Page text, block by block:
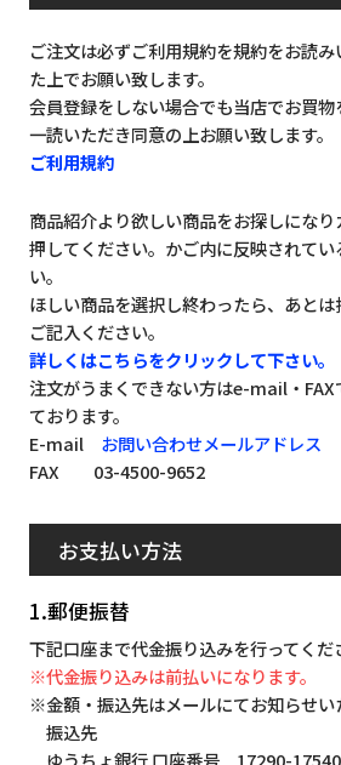
ご注文は必ずご利用規約を規約をお読
た上でお願い致します。
会員登録をしない場合でも当店でお買
一読いただき同意の上お願い致します。
ご利用規約
商品紹介より欲しい商品をお探しにな
押してください。かご内に反映されて
い。
ほしい商品を選択し終わったら、あと
ご記入ください。
詳しくはこちらをクリックして下さい。
注文がうまくできない方はe-mail・FAX
ております。
E-mail お問い合わせメールアドレス
FAX 03-4500-9652
お支払い方法
1.郵便振替
下記口座まで代金振り込みを行ってくだ
※代金振り込みは前払いになります。
※金額・振込先はメールにてお知らせい
振込先